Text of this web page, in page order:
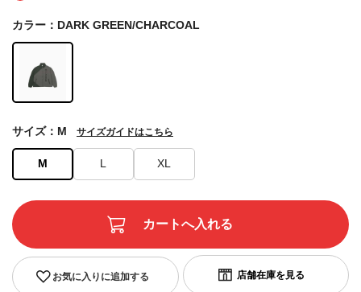
カラー：DARK GREEN/CHARCOAL
M L XL
サイズ：M サイズガイドはこちら
お気に入りに追加する